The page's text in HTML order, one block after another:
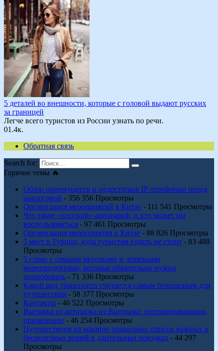
5 деталей во внешности, которые с головой выдают русских
за границей
Легче всего туристов из России узнать по речи.
01.4к.
Обратная связь
Search for:
Горячие темы 🔥
Обзор преимуществ и недостатков IP-телефонии перед
аналоговой - 356 356 Просмотры
Организация мероприятий в Китае - 111 541 Просмотры
Что такое «плоский» авиатариф, и кто может им
воспользоваться - 97 461 Просмотры
Организация мероприятия в Китае - 88 826 Просмотры
5 мест в Турции, куда туристам ездить не стоит - 83 488
Просмотры
5 стран с самыми вкусными и дешевыми
морепродуктами, которые обязательно нужно
попробовать - 71 336 Просмотры
Какой вид транспорта считается самым безопасным для
путешествия - 58 377 Просмотры
Контакты - 46 522 Просмотры
Вытяжка из артишока из Вьетнама: противопоказания,
применение - 46 254 Просмотры
Путешествуем на машине правильно: список важных и
бесполезных вещей в длительных поездках - 44 297
Просмотры